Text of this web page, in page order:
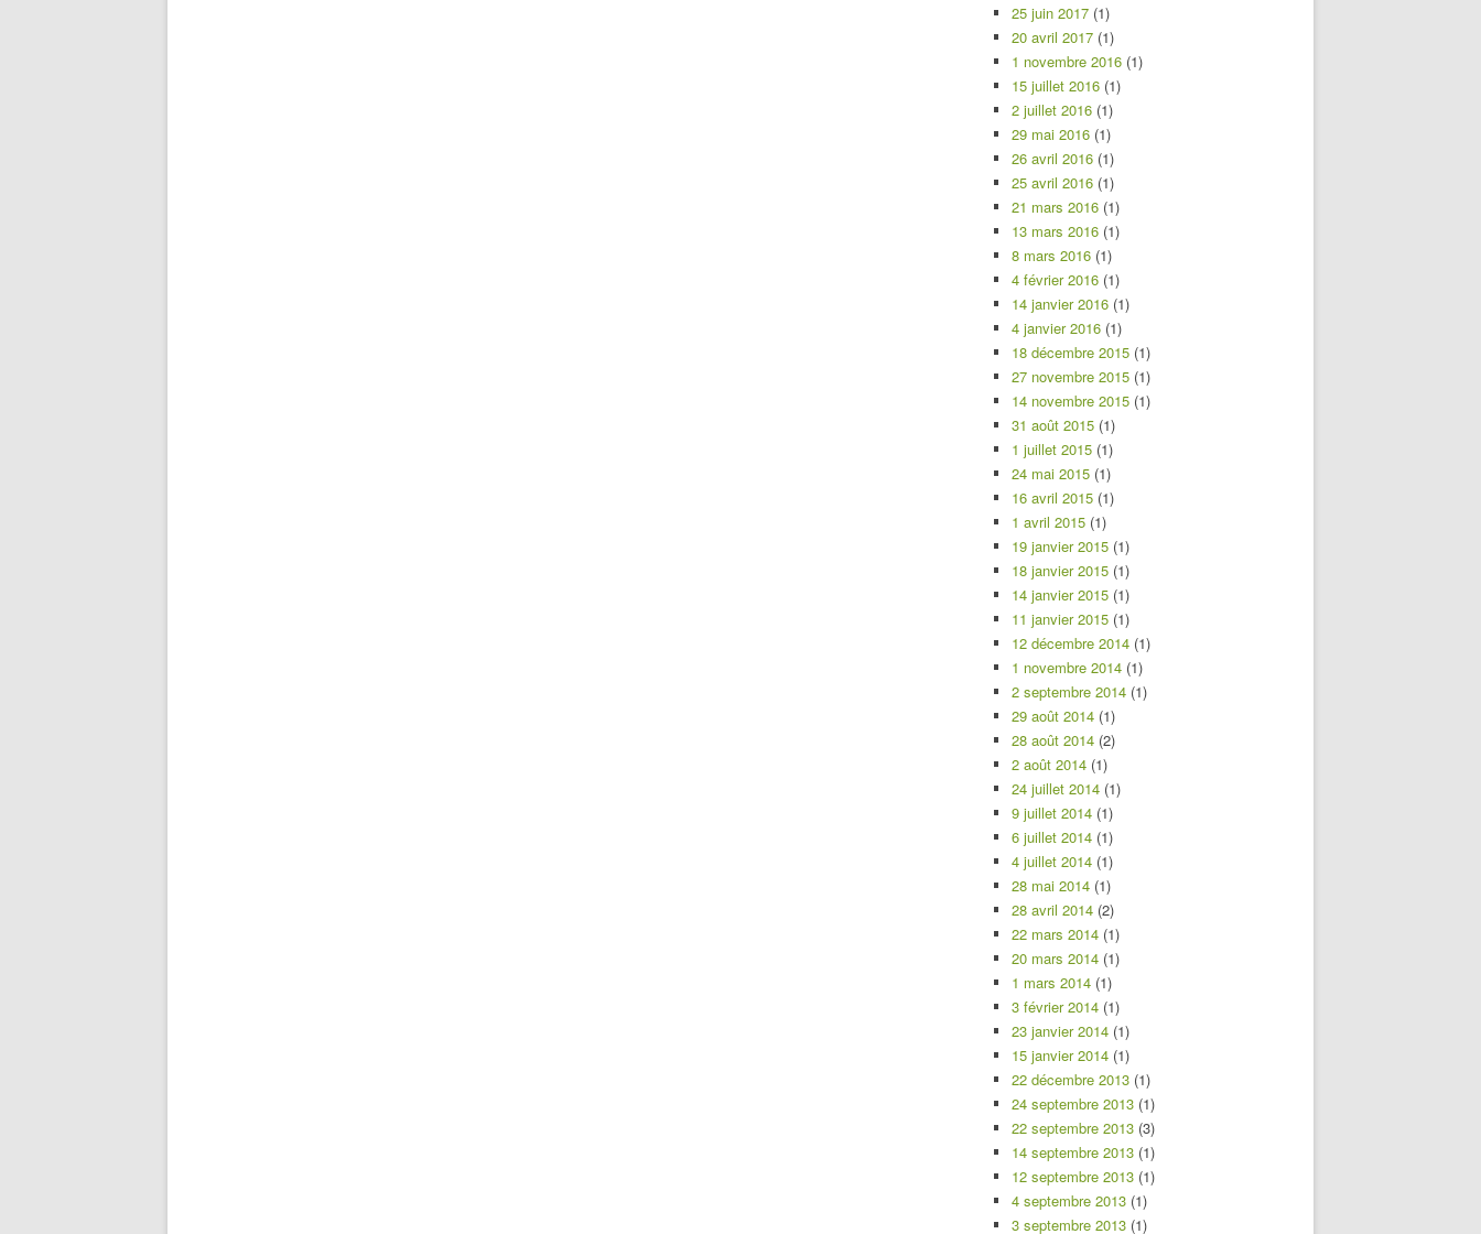
25 juin 2017 (1)
20 avril 2017 (1)
1 novembre 2016 (1)
15 juillet 2016 (1)
2 juillet 2016 (1)
29 mai 2016 (1)
26 avril 2016 (1)
25 avril 2016 (1)
21 mars 2016 (1)
13 mars 2016 (1)
8 mars 2016 (1)
4 février 2016 (1)
14 janvier 2016 (1)
4 janvier 2016 (1)
18 décembre 2015 (1)
27 novembre 2015 (1)
14 novembre 2015 (1)
31 août 2015 (1)
1 juillet 2015 (1)
24 mai 2015 (1)
16 avril 2015 (1)
1 avril 2015 (1)
19 janvier 2015 (1)
18 janvier 2015 (1)
14 janvier 2015 (1)
11 janvier 2015 (1)
12 décembre 2014 (1)
1 novembre 2014 (1)
2 septembre 2014 (1)
29 août 2014 (1)
28 août 2014 (2)
2 août 2014 (1)
24 juillet 2014 (1)
9 juillet 2014 (1)
6 juillet 2014 (1)
4 juillet 2014 (1)
28 mai 2014 (1)
28 avril 2014 (2)
22 mars 2014 (1)
20 mars 2014 (1)
1 mars 2014 (1)
3 février 2014 (1)
23 janvier 2014 (1)
15 janvier 2014 (1)
22 décembre 2013 (1)
24 septembre 2013 (1)
22 septembre 2013 (3)
14 septembre 2013 (1)
12 septembre 2013 (1)
4 septembre 2013 (1)
3 septembre 2013 (1)